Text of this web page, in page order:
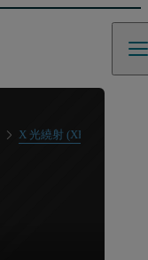
X 光繞射 (XRD)